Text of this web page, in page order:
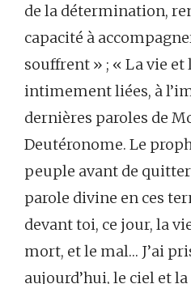
de la détermination,
capacité à
souffrent » ; « La vie
intimement liées, à
dernières paroles de
Deutéronome. Le
peuple avant de
parole divine en ces
devant toi, ce jour, la
mort, et le mal… J’ai
aujourd’hui, le ciel et